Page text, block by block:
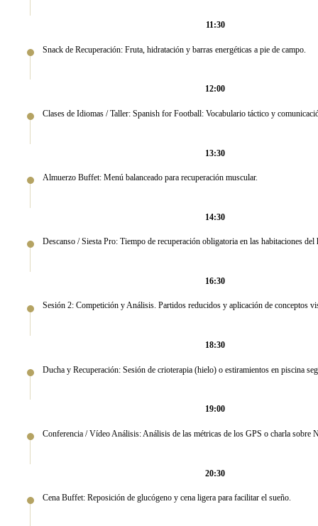
11:30
Snack de Recuperación: Fruta, hidratación y barras energéticas a pie de campo.
12:00
Clases de Idiomas / Taller: Spanish for Football: Vocabulario táctico y
13:30
Almuerzo Buffet: Menú balanceado para recuperación muscular.
14:30
Descanso / Siesta Pro: Tiempo de recuperación obligatoria en las habitaciones del
16:30
Sesión 2: Competición y Análisis. Partidos reducidos y aplicación de conceptos
18:30
Ducha y Recuperación: Sesión de crioterapia (hielo) o estiramientos en piscina
19:00
Conferencia / Vídeo Análisis: Análisis de las métricas de los GPS o charla sobre
20:30
Cena Buffet: Reposición de glucógeno y cena ligera para facilitar el sueño.